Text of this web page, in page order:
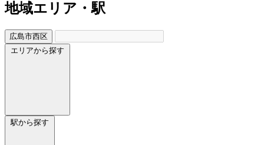
地域エリア・駅
広島市西区
エリアから探す
駅から探す